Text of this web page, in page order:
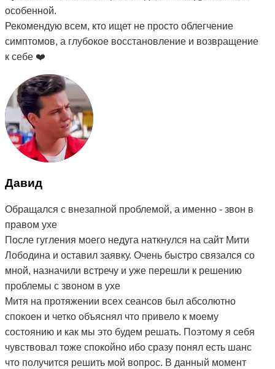
особенной.
Рекомендую всем, кто ищет не просто облегчение
симптомов, а глубокое восстановление и возвращение
к себе ❤️
Давид
Обращался с внезапной проблемой, а именно - звон в
правом ухе
После гугления моего недуга наткнулся на сайт Мити
Лободина и оставил заявку. Очень быстро связался со
мной, назначили встречу и уже перешли к решению
проблемы с звоном в ухе
Митя на протяжении всех сеансов был абсолютно
спокоен и четко объяснял что привело к моему
состоянию и как мы это будем решать. Поэтому я себя
чувствовал тоже спокойно ибо сразу понял есть шанс
что получится решить мой вопрос. В данный момент